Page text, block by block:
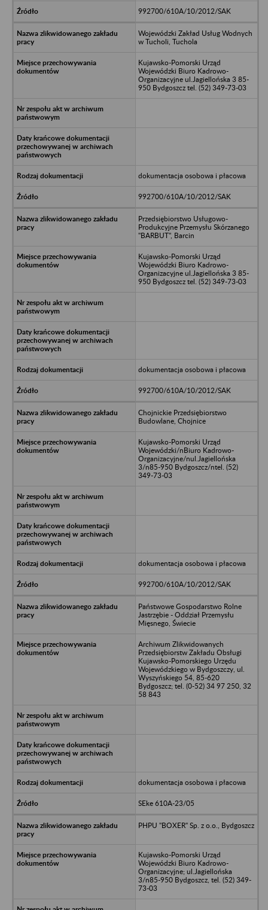
992700/610A/10/2012/SAK
Wojewódzki Zakład Usług Wodnych
w Tucholi, Tuchola
Kujawsko-Pomorski Urząd
Wojewódzki Biuro Kadrowo-
Organizacyjne ul.Jagiellońska 3 85-
950 Bydgoszcz tel. (52) 349-73-03
dokumentacja osobowa i płacowa
992700/610A/10/2012/SAK
Przedsiębiorstwo Usługowo-
Produkcyjne Przemysłu Skórzanego
"BARBUT", Barcin
Kujawsko-Pomorski Urząd
Wojewódzki Biuro Kadrowo-
Organizacyjne ul.Jagiellońska 3 85-
950 Bydgoszcz tel. (52) 349-73-03
dokumentacja osobowa i płacowa
992700/610A/10/2012/SAK
Chojnickie Przedsiębiorstwo
Budowlane, Chojnice
Kujawsko-Pomorski Urząd
Wojewódzki/nBiuro Kadrowo-
Organizacyjne/nul.Jagiellońska
3/n85-950 Bydgoszcz/ntel. (52)
349-73-03
dokumentacja osobowa i płacowa
992700/610A/10/2012/SAK
Państwowe Gospodarstwo Rolne
Jastrzębie - Oddział Przemysłu
Mięsnego, Świecie
Archiwum Zlikwidowanych
Przedsiębiorstw Zakładu Obsługi
Kujawsko-Pomorskiego Urzędu
Wojewódzkiego w Bydgoszczy, ul.
Wyszyńskiego 54, 85-620
Bydgoszcz; tel. (0-52) 34 97 250, 32
58 843
dokumentacja osobowa i płacowa
SEke 610A-23/05
PHPU "BOXER" Sp. z o.o., Bydgoszcz
Kujawsko-Pomorski Urząd
Wojewódzki Biuro Kadrowo-
Organizacyjne; ul.Jagiellońska
3/n85-950 Bydgoszcz, tel. (52) 349-
73-03